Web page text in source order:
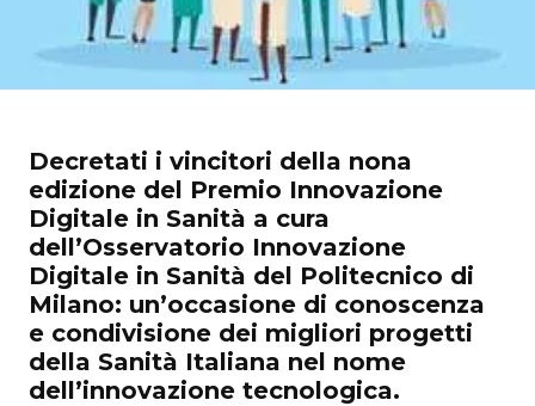
Decretati i vincitori della nona
edizione del Premio Innovazione
Digitale in Sanità a cura
dell’Osservatorio Innovazione
Digitale in Sanità del Politecnico di
Milano: un’occasione di conoscenza
e condivisione dei migliori progetti
della Sanità Italiana nel nome
dell’innovazione tecnologica.